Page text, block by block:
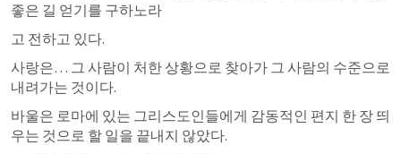
좋은 길 얻기를 구하노라
고 전하고 있다.
사랑은… 그 사람이 처한 상황으로 찾아가 그 사람의 수준으로
내려가는 것이다.
바울은 로마에 있는 그리스도인들에게 감동적인 편지 한 장 띄
우는 것으로 할 일을 끝내지 않았다.